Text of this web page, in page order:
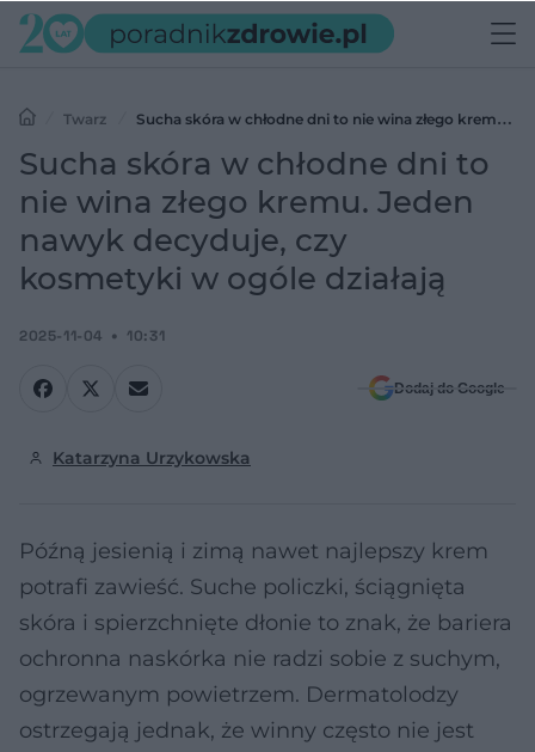
Twarz
Sucha skóra w chłodne dni to nie wina złego kremu.
Jeden nawyk decyduje, czy kosmetyki w ogóle działają
Sucha skóra w chłodne dni to
nie wina złego kremu. Jeden
nawyk decyduje, czy
kosmetyki w ogóle działają
2025-11-04 10:31
Dodaj do Google
Katarzyna Urzykowska
Późną jesienią i zimą nawet najlepszy krem
potrafi zawieść. Suche policzki, ściągnięta
skóra i spierzchnięte dłonie to znak, że bariera
ochronna naskórka nie radzi sobie z suchym,
ogrzewanym powietrzem. Dermatolodzy
ostrzegają jednak, że winny często nie jest